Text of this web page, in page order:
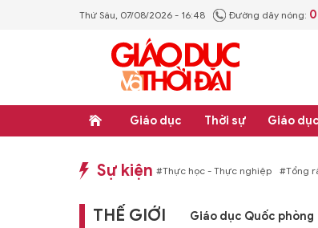
Thứ Sáu, 07/08/2026 - 16:48 Đường dây nóng:
Giáo dục Thời sự Giáo
Sự kiện
văn bản quy phạm pháp luật #Thực học - Thực nghiệp #Tổng
THẾ GIỚI Giáo dục Quốc phòng